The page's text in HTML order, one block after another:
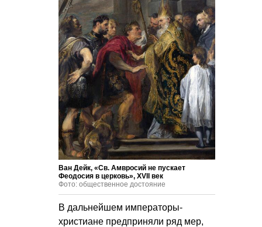
Ван Дейк, «Св. Амвросий не пускает
Феодосия в церковь», XVII век
Фото: общественное достояние
В дальнейшем императоры-
христиане предприняли ряд мер,